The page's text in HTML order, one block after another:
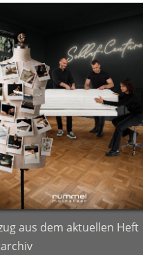
aus dem aktuellen Heft